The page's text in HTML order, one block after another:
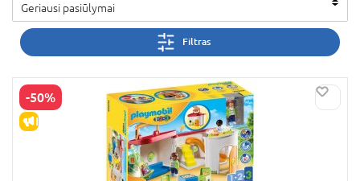
Geriausi pasiūlymai
Filtras
-50%
IŠPARDAVIMAS